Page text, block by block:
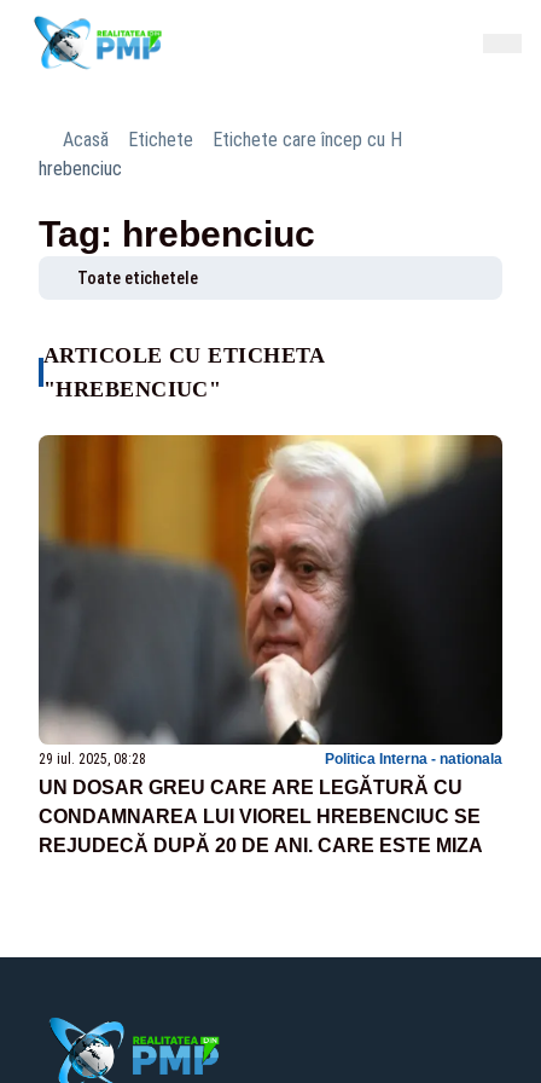
Acasă Etichete
Etichete care încep cu H
hrebenciuc
Tag: hrebenciuc
Toate etichetele
ARTICOLE CU ETICHETA
"HREBENCIUC"
29 iul. 2025, 08:28 Politica Interna - nationala
UN DOSAR GREU CARE ARE LEGĂTURĂ CU
CONDAMNAREA LUI VIOREL HREBENCIUC SE
REJUDECĂ DUPĂ 20 DE ANI. CARE ESTE MIZA